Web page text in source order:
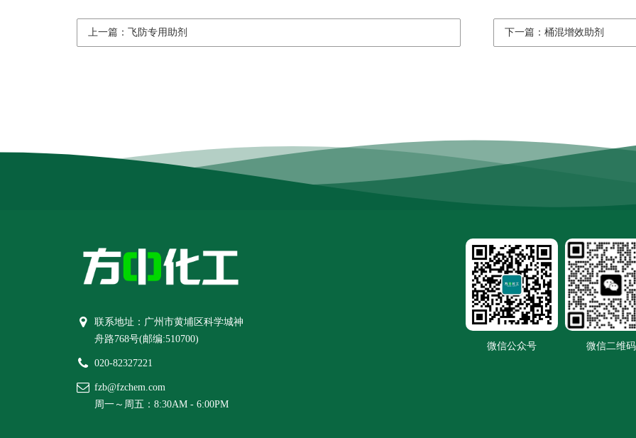
上一篇：飞防专用助剂 下一篇：桶混增效助剂
联系地址：广州市黄埔区科学城神
舟路768号(邮编:510700)
020-82327221
fzb@fzchem.com
周一～周五：8:30AM - 6:00PM
微信公众号 微信二维码